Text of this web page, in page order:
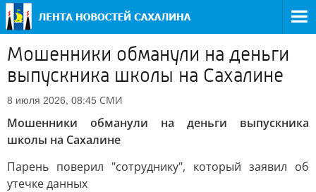
Мошенники обманули на деньги
выпускника школы на Сахалине
8 июля 2026, 08:45 СМИ
Мошенники обманули на деньги выпускника
школы на Сахалине
Парень поверил "сотруднику", который заявил об
утечке данных